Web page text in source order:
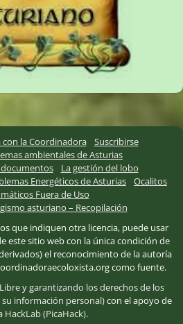
con la Coordinadora
Suscribirse
ambientales de Asturias
La gestión del lobo
Energéticos de Asturias
Ocalitos
Fuera de Uso
asturiano – Recopilación
que indiquen otra licencia, puede usar
este sitio web con la única condición de
el reconocimiento de la autoría
como fuente.
ygarantizando los derechos de los
información personal)con el apoyo de
HackLab (PicaHack).